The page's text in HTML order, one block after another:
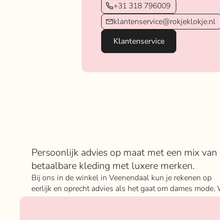
+31 318 796009
klantenservice@rokjeklokje.nl
Klantenservice
Over Rokje Klokje
Persoonlijk advies op maat met een mix van
betaalbare kleding met luxere merken.
Bij ons in de winkel in Veenendaal kun je rekenen op
eerlijk en oprecht advies als het gaat om dames mode.
geloven sterk in ons concept; het mixen en matchen